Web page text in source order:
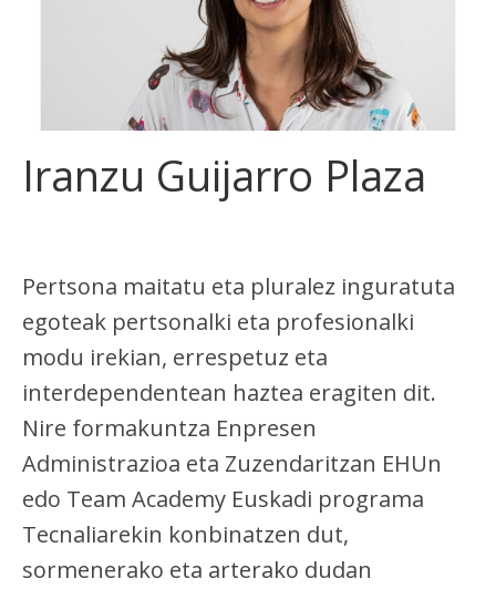
Iranzu Guijarro Plaza
Pertsona maitatu eta pluralez inguratuta
egoteak pertsonalki eta profesionalki
modu irekian, errespetuz eta
interdependentean haztea eragiten dit.
Nire formakuntza Enpresen
Administrazioa eta Zuzendaritzan EHUn
edo Team Academy Euskadi programa
Tecnaliarekin konbinatzen dut,
sormenerako eta arterako dudan